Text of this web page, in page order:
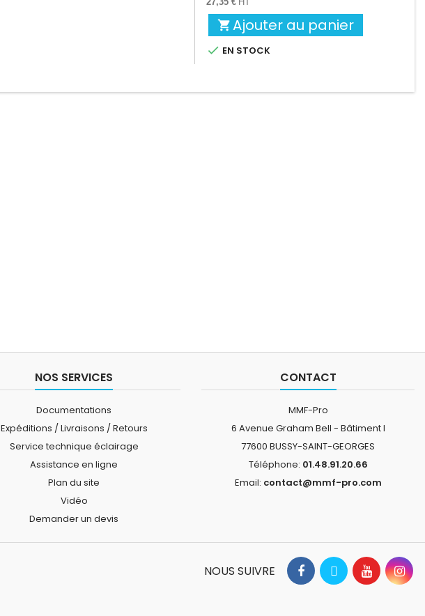
 Ajouter au panier
 EN STOCK
NOS SERVICES
Documentations
Expéditions / Livraisons / Retours
Service technique éclairage
Assistance en ligne
Plan du site
Vidéo
Demander un devis
CONTACT
MMF-Pro
6 Avenue Graham Bell - Bâtiment I
77600 BUSSY-SAINT-GEORGES
Téléphone: 01.48.91.20.66
Email: contact@mmf-pro.com
NOUS SUIVRE